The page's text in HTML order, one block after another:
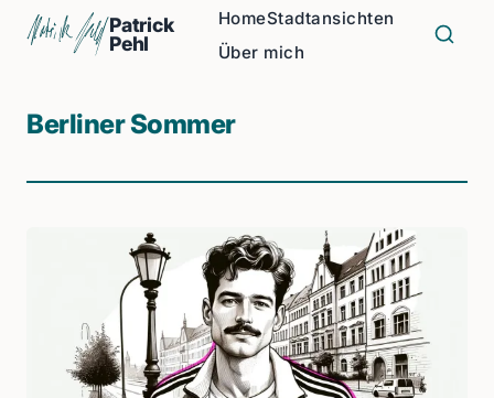
Patrick
Pehl
HomeStadtansichten
Über mich
Berliner Sommer